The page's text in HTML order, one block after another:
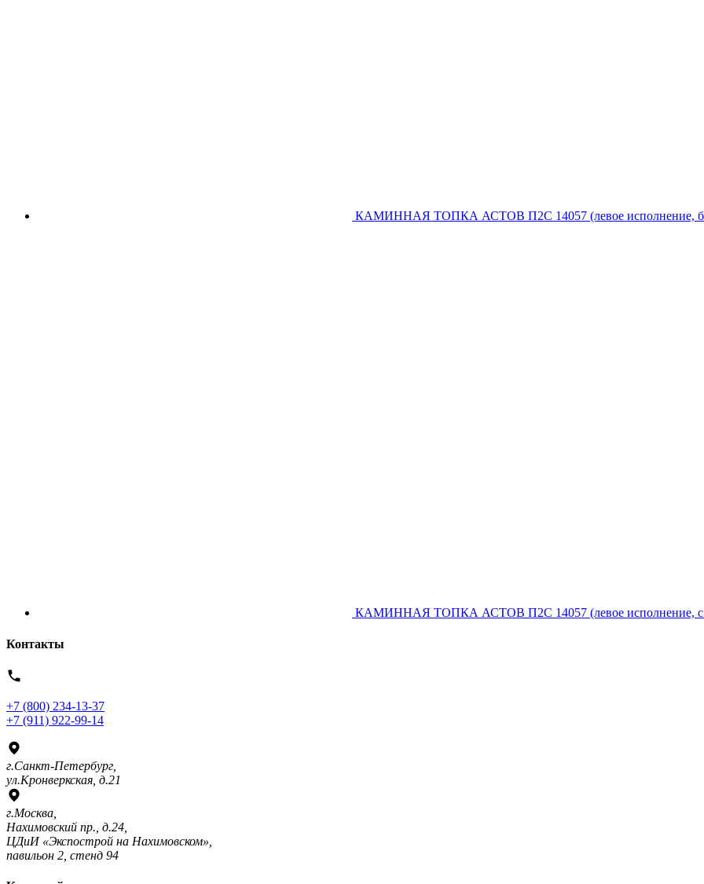
КАМИННАЯ ТОПКА АСТОВ П2С 14057 (левое исполнение,
КАМИННАЯ ТОПКА АСТОВ П2С 14057 (левое исполнение, с
Контакты
+7 (800) 234-13-37
+7 (911) 922-99-14
г.Санкт-Петербург,
ул.Кронверкская, д.21
г.Москва,
Нахимовский пр., д.24,
ЦДиИ «Экспострой на Нахимовском»,
павильон 2, стенд 94